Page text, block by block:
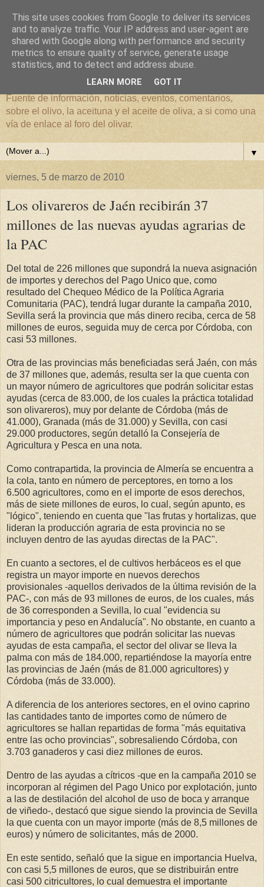
El mundo del Olivar
Fuente de información, noticias, eventos, comentarios,
sobre el olivo, la aceituna y el aceite de oliva, a si como una
vía de enlace al foro del olivar.
▼
viernes, 5 de marzo de 2010
Los olivareros de Jaén recibirán 37
millones de las nuevas ayudas agrarias de
la PAC
Del total de 226 millones que supondrá la nueva asignación
de importes y derechos del Pago Unico que, como
resultado del Chequeo Médico de la Política Agraria
Comunitaria (PAC), tendrá lugar durante la campaña 2010,
Sevilla será la provincia que más dinero reciba, cerca de 58
millones de euros, seguida muy de cerca por Córdoba, con
casi 53 millones.
Otra de las provincias más beneficiadas será Jaén, con más
de 37 millones que, además, resulta ser la que cuenta con
un mayor número de agricultores que podrán solicitar estas
ayudas (cerca de 83.000, de los cuales la práctica totalidad
son olivareros), muy por delante de Córdoba (más de
41.000), Granada (más de 31.000) y Sevilla, con casi
29.000 productores, según detalló la Consejería de
Agricultura y Pesca en una nota.
Como contrapartida, la provincia de Almería se encuentra a
la cola, tanto en número de perceptores, en torno a los
6.500 agricultores, como en el importe de esos derechos,
más de siete millones de euros, lo cual, según apunto, es
"lógico", teniendo en cuenta que "las frutas y hortalizas, que
lideran la producción agraria de esta provincia no se
incluyen dentro de las ayudas directas de la PAC".
En cuanto a sectores, el de cultivos herbáceos es el que
registra un mayor importe en nuevos derechos
provisionales -aquellos derivados de la última revisión de la
PAC-, con más de 93 millones de euros, de los cuales, más
de 36 corresponden a Sevilla, lo cual "evidencia su
importancia y peso en Andalucía". No obstante, en cuanto a
número de agricultores que podrán solicitar las nuevas
ayudas de esta campaña, el sector del olivar se lleva la
palma con más de 184.000, repartiéndose la mayoría entre
las provincias de Jaén (más de 81.000 agricultores) y
Córdoba (más de 33.000).
A diferencia de los anteriores sectores, en el ovino caprino
las cantidades tanto de importes como de número de
agricultores se hallan repartidas de forma "más equitativa
entre las ocho provincias", sobresaliendo Córdoba, con
3.703 ganaderos y casi diez millones de euros.
Dentro de las ayudas a cítricos -que en la campaña 2010 se
incorporan al régimen del Pago Unico por explotación, junto
a las de destilación del alcohol de uso de boca y arranque
de viñedo-, destacó que sigue siendo la provincia de Sevilla
la que cuenta con un mayor importe (más de 8,5 millones de
euros) y número de solicitantes, más de 2000.
En este sentido, señaló que la sigue en importancia Huelva,
con casi 5,5 millones de euros, que se distribuirán entre
casi 500 citricultores, lo cual demuestra el importante
This site uses cookies from Google to deliver its services
and to analyze traffic. Your IP address and user-agent are
shared with Google along with performance and security
metrics to ensure quality of service, generate usage
statistics, and to detect and address abuse.
LEARN MORE GOT IT